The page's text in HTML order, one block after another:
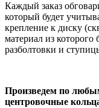
Каждый заказ
который будет
крепление к диску
материал из которого
разболтовки и
Произведем по
центровочные